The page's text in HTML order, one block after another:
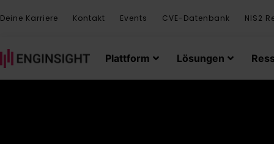
Deine Karriere Kontakt Events CVE-Datenbank NIS2
Plattform Lösungen